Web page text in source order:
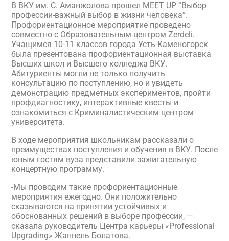
В ВКУ им. С. Аманжолова прошел MEET UP “Выбор
профессии-важный выбор в жизни человека”.
Профориентационное мероприятие проведено
совместно с Образовательным центром Zerdeli.
Учащимся 10-11 классов города Усть-Каменогорск
была презентована профориентационная выставка
Высших школ и Высшего колледжа ВКУ.
Абитуриенты могли не только получить
консультацию по поступлению, но и увидеть
демонстрацию предметных экспериментов, пройти
профдиагностику, интерактивные квесты и
ознакомиться с Криминалистическим центром
университета.
В ходе мероприятия школьникам рассказали о
преимуществах поступления и обучения в ВКУ. После
юным гостям вуза представили зажигательную
концертную программу.
-Мы проводим такие профориентационные
мероприятия ежегодно. Они положительно
сказываются на принятии устойчивых и
обоснованных решений в выборе профессии, —
сказала руководитель Центра карьеры «Professional
Upgrading» Жаннель Болатова.